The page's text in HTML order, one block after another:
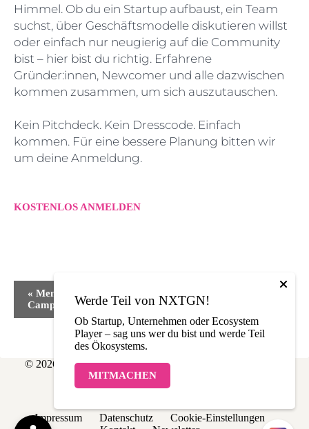
Himmel. Ob du ein Startup aufbaust, ein Team
suchst, über Geschäftsmodelle diskutieren willst
oder einfach nur neugierig auf die Community
bist – hier bist du richtig. Erfahrene
Gründer:innen, Newcomer und alle dazwischen
kommen zusammen, um sich auszutauschen.
Kein Pitchdeck. Kein Dresscode. Einfach
kommen. Für eine bessere Planung bitten wir
um deine Anmeldung.
KOSTENLOS ANMELDEN
n
« Member Roundtable
Campus Founders
© 2026 NXTGN | Made with love in THE LÄND
Impressum Datenschutz
Cookie-Einstellungen
Werde Teil von NXTGN!
Ob Startup, Unternehmen oder Ecosystem
Player – sag uns wer du bist und werde Teil
des Ökosystems.
MITMACHEN